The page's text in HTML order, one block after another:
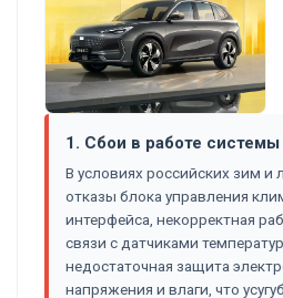
1. Сбои в работе
В условиях российских зим и
отказы блока управления
интерфейса, некорректная
связи с датчиками
недостаточная защита
напряжения и влаги, что